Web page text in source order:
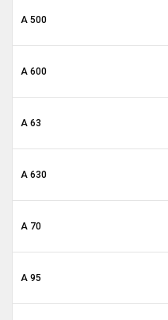
А 500
А 600
А 63
А 630
А 70
А 95